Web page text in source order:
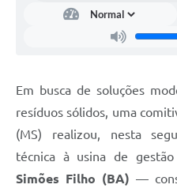
Em busca de soluções
resíduos sólidos, uma
(MS) realizou, nesta
técnica à usina de
Simões Filho (BA) —